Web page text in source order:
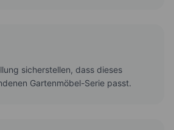
sicherstellen, dass dieses
Gartenmöbel-Serie passt.